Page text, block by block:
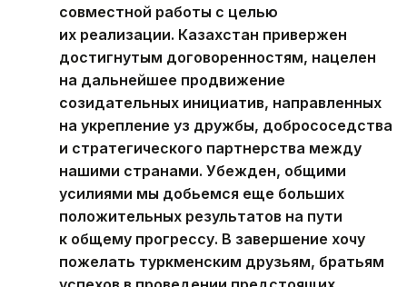
совместной работы с целью
их реализации. Казахстан привержен
достигнутым договоренностям, нацелен
на дальнейшее продвижение
созидательных инициатив, направленных
на укрепление уз дружбы, добрососедства
и стратегического партнерства между
нашими странами. Убежден, общими
усилиями мы добьемся еще больших
положительных результатов на пути
к общему прогрессу. В завершение хочу
пожелать туркменским друзьям, братьям